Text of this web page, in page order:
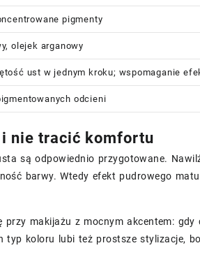
pigmenty
olejek arganowy
ust w jednym kroku; wspomaganie
odcieni
nie tracić komfortu
są odpowiednio przygotowane.
barwy. Wtedy efekt pudrowego
przy makijażu z mocnym akcentem:
typ koloru lubi też prostsze stylizacje,